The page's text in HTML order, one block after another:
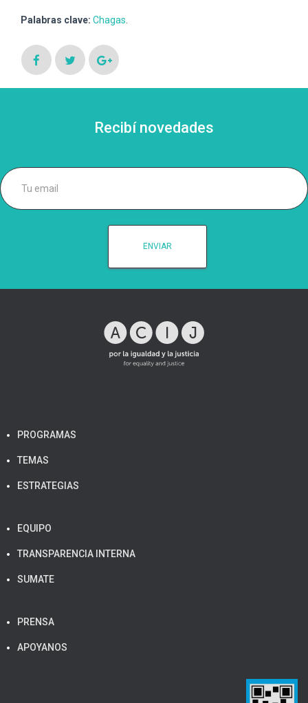
Palabras clave: Chagas
Recibí novedades
PROGRAMAS
TEMAS
ESTRATEGIAS
EQUIPO
TRANSPARENCIA INTERNA
SUMATE
PRENSA
APOYANOS